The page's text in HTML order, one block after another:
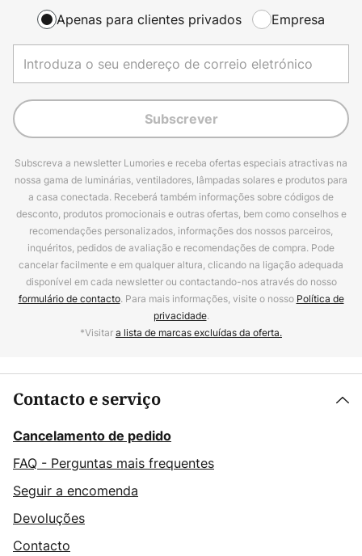
Apenas para clientes privados Empresa
Subscrever
Subscreva a newsletter Lumories e receba ofertas especiais atractivas na
nossa gama de luminárias, ventiladores, lâmpadas solares e produtos para
a casa conectada. Receberá também informações sobre códigos de
desconto, produtos promocionais e outras ofertas, bem como conselhos e
recomendações personalizados, informações dos nossos parceiros,
inquéritos, pedidos de avaliação e recomendações de compra. Pode
cancelar facilmente e em qualquer altura, clicando na ligação adequada
disponível em cada newsletter ou contactando-nos através do nosso
formulário de contacto. Para mais informações, visite o nosso Política de
privacidade.
*Visitara lista de marcas excluídas da oferta.
Contacto e serviço
Cancelamento de pedido
FAQ - Perguntas mais frequentes
Seguir a encomenda
Devoluções
Contacto